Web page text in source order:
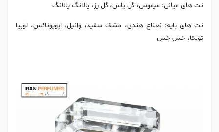
نت های میانی: میموس، گل یاس، گل رز، یالانگ یالانگ
نت های پایه: نعناع هندی، مشک سفید، وانیل، اپوپوناکس، لوبیا
تونکا، خس خس